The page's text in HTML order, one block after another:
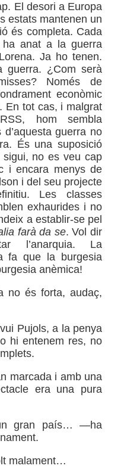
El desori a Europa
estats mantenen un
és completa. Cada
anat a la guerra
Ja ho tenen.
guerra. ¿Com serà
Només de
econòmic
En tot cas, i malgrat
hom sembla
guerra no
És una suposició
sigui, no es veu cap
i encara menys de
i del seu projecte
Les classes
exhaurides i no
a establir-se pel
farà da se. Vol dir
l’anarquia. La
fa que la burgesia
anèmica!
no és forta, audaç,
Pujols, a la penya
hi entenem res, no
marcada i amb una
era una pura
gran país… —ha
malament…